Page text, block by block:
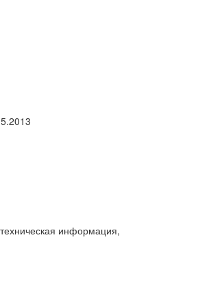
информация,